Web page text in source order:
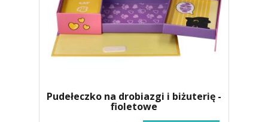
Pudełeczko na drobiazgi i biżuterię -
fioletowe